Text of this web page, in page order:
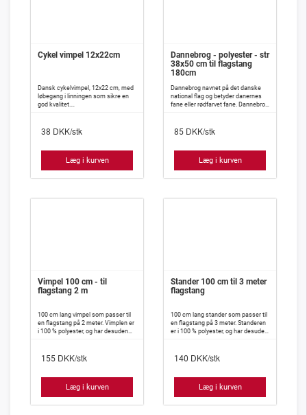
Cykel vimpel 12x22cm
Dansk cykelvimpel, 12x22 cm, med
løbegang i linningen som sikre en
god kvalitet.
på landevejen, på vej til arbejde, eller
38 DKK/stk
Læg i kurven
Dannebrog - polyester - str
38x50 cm til flagstang
180cm
Dannebrog navnet på det danske
national flag og betyder danernes
fane eller rødfarvet fane. Dannebrog
Dannebrog er rødt med et hvidt kors
Sverige, Norge og Island.
85 DKK/stk
Læg i kurven
Vimpel 100 cm - til
flagstang 2 m
100 cm lang vimpel som passer til
en flagstang på 2 meter. Vimplen er
i 100 % polyester, og har desuden
155 DKK/stk
Læg i kurven
Stander 100 cm til 3 meter
flagstang
100 cm lang stander som passer til
en flagstang på 3 meter. Standeren
er i 100 % polyester, og har desuden
140 DKK/stk
Læg i kurven